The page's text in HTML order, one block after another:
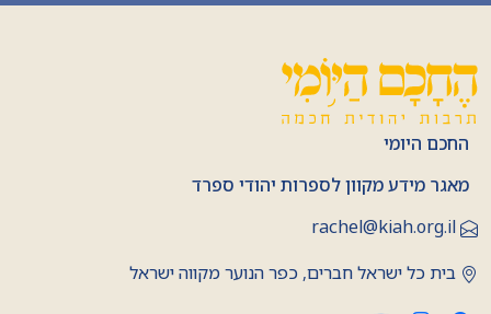
החכם היומי
מאגר מידע מקוון לספרות יהודי ספרד
rachel@kiah.org.il
בית כל ישראל חברים, כפר הנוער מקווה ישראל